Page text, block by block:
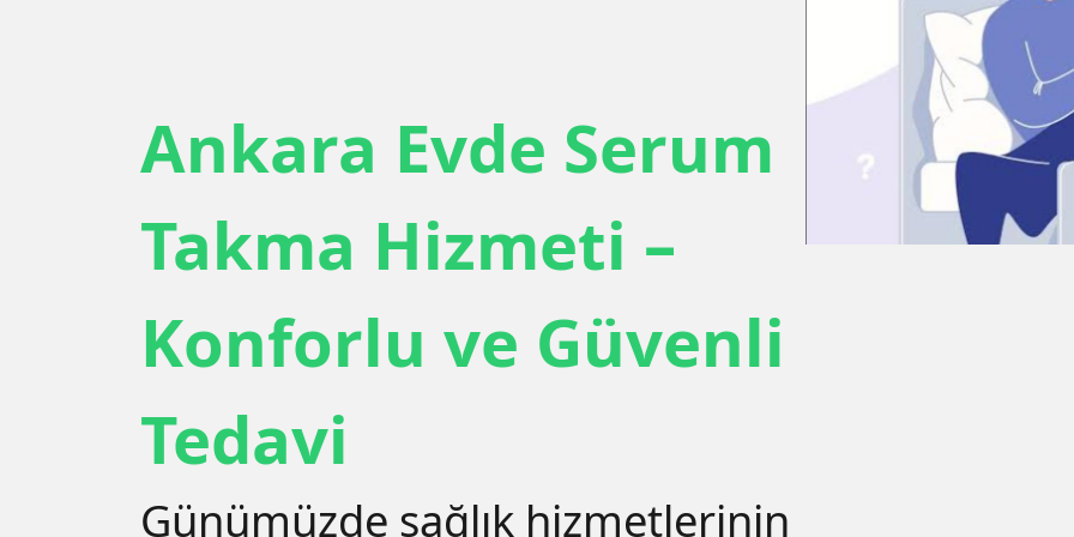
Ankara Evde Serum
Takma Hizmeti –
Konforlu ve Güvenli
Tedavi
Günümüzde sağlık hizmetlerinin